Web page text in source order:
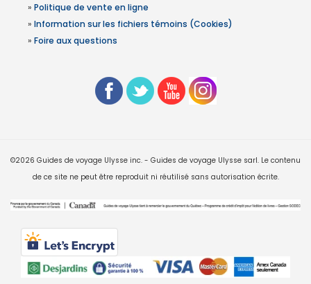
» Politique de vente en ligne
» Information sur les fichiers témoins (Cookies)
» Foire aux questions
©2026 Guides de voyage Ulysse inc. - Guides de voyage Ulysse sarl. Le contenu
de ce site ne peut être reproduit ni réutilisé sans autorisation écrite.